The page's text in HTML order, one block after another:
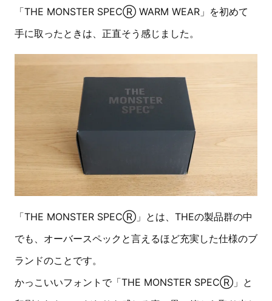
「THE MONSTER SPECⓇ WARM WEAR」を初めて
手に取ったときは、正直そう感じました。
「THE MONSTER SPECⓇ」とは、THEの製品群の中
でも、オーバースペックと言えるほど充実した仕様のブ
ランドのことです。
かっこいいフォントで「THE MONSTER SPECⓇ」と